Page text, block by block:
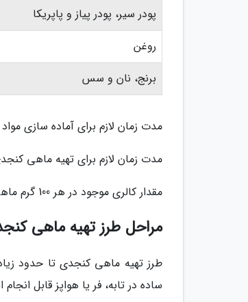
پودر سیر، پودر پیاز و پاپریکا
روغن
برنج، نان و سس
مدت زمان لازم برای آماده سازی مواد اولیه:
مدت زمان لازم برای تهیه ماهی کنجدی: 15
مقدار کالری موجود در هر 100 گرم ماهی کنجدی سرخ شده با پوشش سوخاری: حدود 132 کیلوکالری
مراحل طرز تهیه ماهی
طرز تهیه ماهی کنجدی تا حدود
ساده در تابه، فر یا هواپز قابل